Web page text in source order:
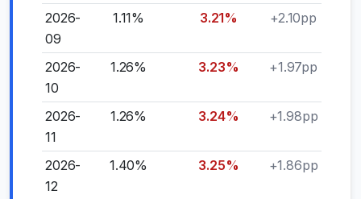
2026-
09
1.11% 3.21% +2.10pp
2026-
10
1.26% 3.23% +1.97pp
2026-
11
1.26% 3.24% +1.98pp
2026-
12
1.40% 3.25% +1.86pp